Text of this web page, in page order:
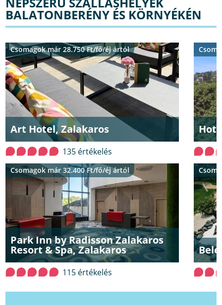
BALATONBERÉNY ÉS KÖRNYÉKÉN
Art Hotel, Zalakaros
Csomagok már 28.750 Ft/fő/éj ártól
135 értékelés
Park Inn by Radisson Zalakaros
Resort & Spa, Zalakaros
Csomagok már 32.400 Ft/fő/éj ártól
115 értékelés